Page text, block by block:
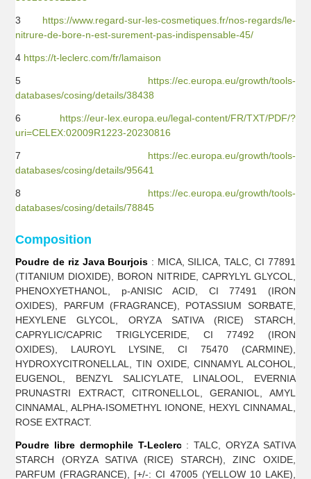
3 https://www.regard-sur-les-cosmetiques.fr/nos-regards/le-
nitrure-de-bore-n-est-surement-pas-indispensable-45/
4 https://t-leclerc.com/fr/lamaison
5 https://ec.europa.eu/growth/tools-
databases/cosing/details/38438
6 https://eur-lex.europa.eu/legal-content/FR/TXT/PDF/?
uri=CELEX:02009R1223-20230816
7 https://ec.europa.eu/growth/tools-
databases/cosing/details/95641
8 https://ec.europa.eu/growth/tools-
databases/cosing/details/78845
Composition
Poudre de riz Java Bourjois : MICA, SILICA, TALC, CI 77891
(TITANIUM DIOXIDE), BORON NITRIDE, CAPRYLYL GLYCOL,
PHENOXYETHANOL, p-ANISIC ACID, CI 77491 (IRON
OXIDES), PARFUM (FRAGRANCE), POTASSIUM SORBATE,
HEXYLENE GLYCOL, ORYZA SATIVA (RICE) STARCH,
CAPRYLIC/CAPRIC TRIGLYCERIDE, CI 77492 (IRON
OXIDES), LAUROYL LYSINE, CI 75470 (CARMINE),
HYDROXYCITRONELLAL, TIN OXIDE, CINNAMYL ALCOHOL,
EUGENOL, BENZYL SALICYLATE, LINALOOL, EVERNIA
PRUNASTRI EXTRACT, CITRONELLOL, GERANIOL, AMYL
CINNAMAL, ALPHA-ISOMETHYL IONONE, HEXYL CINNAMAL,
ROSE EXTRACT.
Poudre libre dermophile T-Leclerc: TALC, ORYZA SATIVA
STARCH (ORYZA SATIVA (RICE) STARCH), ZINC OXIDE,
PARFUM (FRAGRANCE), [+/-: CI 47005 (YELLOW 10 LAKE),